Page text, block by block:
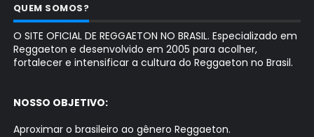
QUEM SOMOS?
O SITE OFICIAL DE REGGAETON NO BRASIL. Especializado em
Reggaeton e desenvolvido em 2005 para acolher,
fortalecer e intensificar a cultura do Reggaeton no Brasil.
NOSSO OBJETIVO:
Aproximar o brasileiro ao gênero Reggaeton.